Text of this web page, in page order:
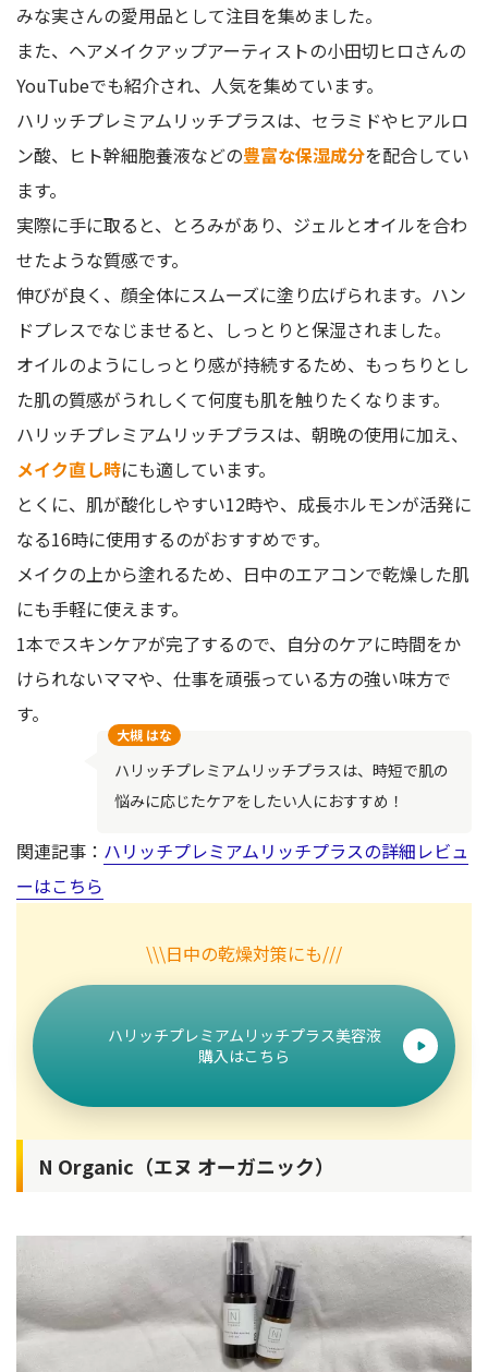
みな実さんの愛用品として注目を集めました。
また、ヘアメイクアップアーティストの小田切ヒロさんの
YouTubeでも紹介され、人気を集めています。
ハリッチプレミアムリッチプラスは、セラミドやヒアルロ
ン酸、ヒト幹細胞養液などの豊富な保湿成分を配合してい
ます。
実際に手に取ると、とろみがあり、ジェルとオイルを合わ
せたような質感です。
伸びが良く、顔全体にスムーズに塗り広げられます。ハン
ドプレスでなじませると、しっとりと保湿されました。
オイルのようにしっとり感が持続するため、もっちりとし
た肌の質感がうれしくて何度も肌を触りたくなります。
ハリッチプレミアムリッチプラスは、朝晩の使用に加え、
メイク直し時にも適しています。
とくに、肌が酸化しやすい12時や、成長ホルモンが活発に
なる16時に使用するのがおすすめです。
メイクの上から塗れるため、日中のエアコンで乾燥した肌
にも手軽に使えます。
1本でスキンケアが完了するので、自分のケアに時間をか
けられないママや、仕事を頑張っている方の強い味方で
す。
大槻 はな
ハリッチプレミアムリッチプラスは、時短で肌の
悩みに応じたケアをしたい人におすすめ！
関連記事： ハリッチプレミアムリッチプラスの詳細レビュ
ーはこちら
\\\日中の乾燥対策にも///
ハリッチプレミアムリッチプラス美容液
購入はこちら
N Organic（エヌ オーガニック）